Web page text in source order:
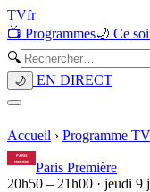
TVfr
📺 Programmes🌙 Ce
🔍
🌙 EN DIRECT
Accueil › Programme TV
Paris Première
20h50 – 21h00 · jeudi 9